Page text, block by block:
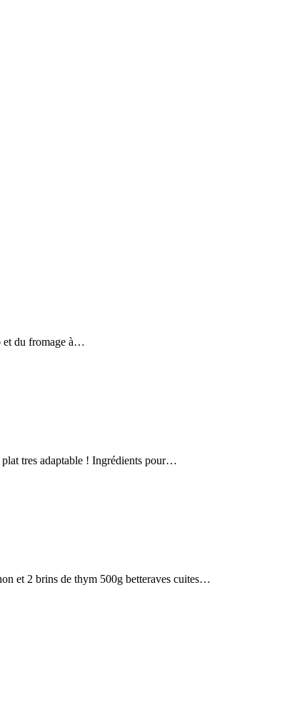
et du fromage à…
plat tres adaptable ! Ingrédients pour…
et 2 brins de thym 500g betteraves cuites…